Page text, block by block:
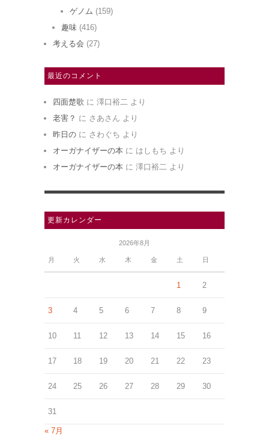
ゲノム (159)
趣味 (416)
考える会 (27)
最近のコメント
四面楚歌 に 澤口裕二 より
老害？ に さあさん より
昨日の に さわぐち より
オーガナイザーの本 に はしもち より
オーガナイザーの本 に 澤口裕二 より
更新カレンダー
2026年8月
月 火 水 木 金 土 日
1 2
3 4 5 6 7 8 9
10 11 12 13 14 15 16
17 18 19 20 21 22 23
24 25 26 27 28 29 30
31
« 7月